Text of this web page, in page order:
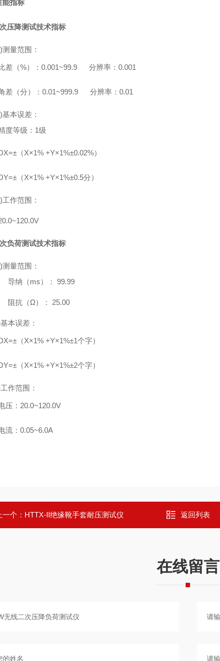
能指标
压降测试技术指标
测量范围：
差（%）： 0.001~99.9 分辨率： 0.001
差（分）： 0.01~999.9 分辨率： 0.01
基本误差：
度等级： 1级
X=±（X×1% +Y×1%±0.02%）
Y=±（X×1% +Y×1%±0.5分）
工作范围：
~120.0V
负荷测试技术指标
测量范围：
导纳（ms）： 99.99
阻抗（Ω）： 25.00
本误差：
X=±（X×1% +Y×1%±1个字）
Y=±（X×1% +Y×1%±2个字）
作范围：
压： 20.0~120.0V
流： 0.05~6.0A
一个： HTTX-II绝缘靴手套耐压测试仪 返回列表
在线留言